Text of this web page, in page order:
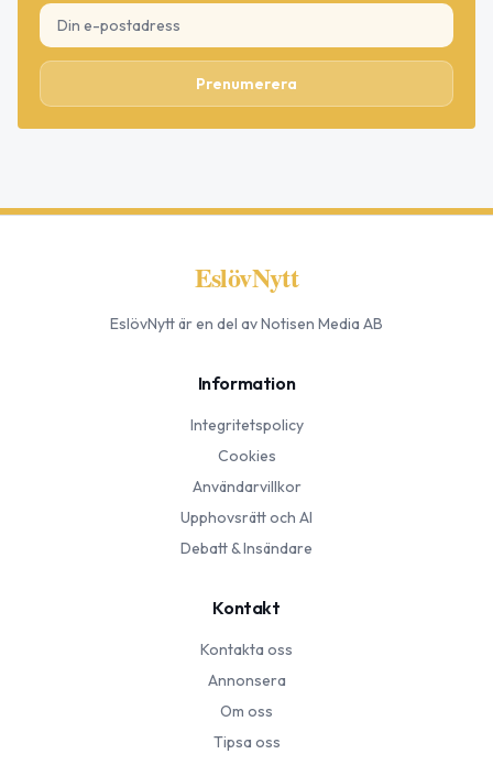
Prenumerera
EslövNytt
EslövNyttär en del av Notisen Media AB
Information
Integritetspolicy
Cookies
Användarvillkor
Upphovsrätt och AI
Debatt & Insändare
Kontakt
Kontakta oss
Annonsera
Om oss
Tipsa oss